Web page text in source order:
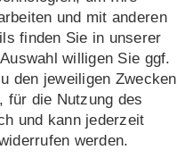
und mit anderen
finden Sie in unserer
willigen Sie ggf.
den jeweiligen Zwecken
für die Nutzung des
und kann jederzeit
werden.